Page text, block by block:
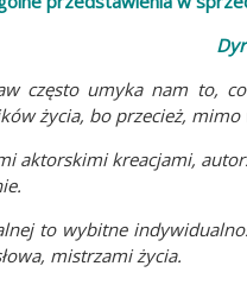
często umyka nam to,
życia, bo przecież, mimo
aktorskimi kreacjami,
to wybitne
mistrzami życia.